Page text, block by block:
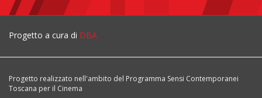
Progetto a cura di DBA
Progetto realizzato nell'ambito del Programma Sensi Contemporanei
Toscana per il Cinema